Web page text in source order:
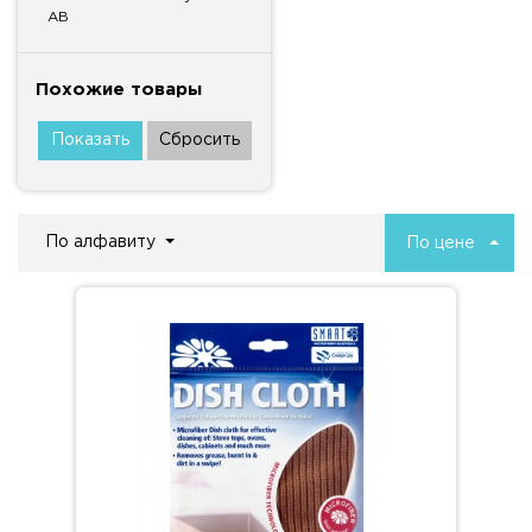
AB
Похожие товары
По алфавиту По цене